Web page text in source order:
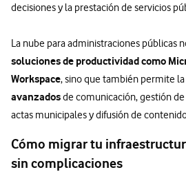
decisiones y la prestación de servicios
La nube para administraciones públicas
soluciones de productividad como
Workspace, sino que también permite la
avanzadosde comunicación, gestión
actas municipales y difusión de
Cómo migrar tu
sin complicaciones